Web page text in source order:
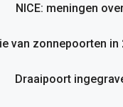
NICE: meningen
van zonnepoorten in
Draaipoort